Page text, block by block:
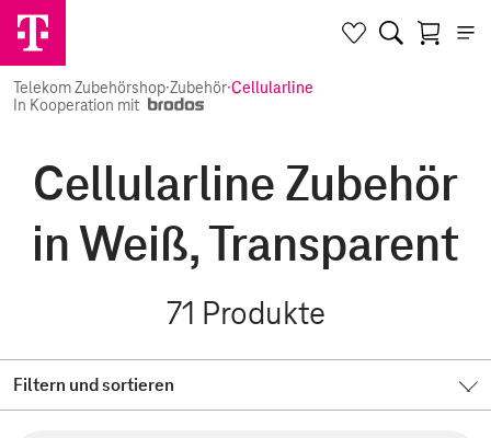
Telekom Zubehörshop·Zubehör·Cellularline
In Kooperation mit
Cellularline Zubehör
in Weiß, Transparent
71 Produkte
Filtern und sortieren